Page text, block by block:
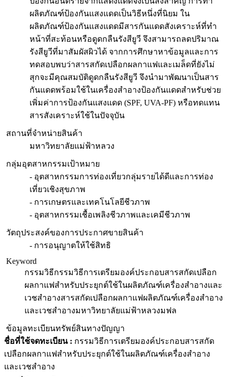
ผลิตภัณฑ์ป้องกันแสงแดดเป็นวิธีหนึ่งที่นิยม ใน
ผลิตภัณฑ์ป้องกันแสงแดดมีสารกันแดดสังเคราะห์ที่ทำ
หน้าที่สะท้อนหรือดูดกลืนรังสียูวี จึงสามารถลดปริมาณ
รังสียูวีที่มาสัมผัสผิวได้ จากการศึกษาหาข้อมูลและการ
ทดสอบพบว่าสารสกัดเปลือกผลกาแฟและเมล็ดที่ยังไม่
สุกจะมีคุณสมบัติดูดกลืนรังสียูวี จึงนำมาพัฒนาเป็นสาร
กันแดดพร้อมใช้ในเครื่องสำอางป้องกันแดดสำหรับช่วย
เพิ่มค่าการป้องกันแสงแดด (SPF, UVA-PF) หรือทดแทน
สารสังเคราะห์ใช้ในปัจจุบัน
สถานที่จำหน่ายสินค้า
มหาวิทยาลัยแม่ฟ้าหลวง
กลุ่มอุตสาหกรรมเป้าหมาย
- อุตสาหกรรมการท่องเที่ยวกลุ่มรายได้ดีและการท่อง
เที่ยวเชิงสุขภาพ
- การเกษตรและเทคโนโลยีชีวภาพ
- อุตสาหกรรมเชื้อเพลิงชีวภาพและเคมีชีวภาพ
วัตถุประสงค์ของการประกาศขายสินค้า
- การอนุญาตให้ใช้สิทธิ
Keyword
กรรมวิธีกรรมวิธีการเตรียมองค์ประกอบสารสกัดเปลือก
ผลกาแฟสำหรับประยุกต์ใช้ในผลิตภัณฑ์เครื่องสำอางและ
เวชสำอางสารสกัดเปลือกผลกาแฟผลิตภัณฑ์เครื่องสำอาง
และเวชสำอางมหาวิทยาลัยแม่ฟ้าหลวงมฟล
ข้อมูลทะเบียนทรัพย์สินทางปัญญา
ชื่อที่ใช้จดทะเบียน : กรรมวิธีการเตรียมองค์ประกอบสารสกัด
เปลือกผลกาแฟสำหรับประยุกต์ใช้ในผลิตภัณฑ์เครื่องสำอาง
และเวชสำอาง